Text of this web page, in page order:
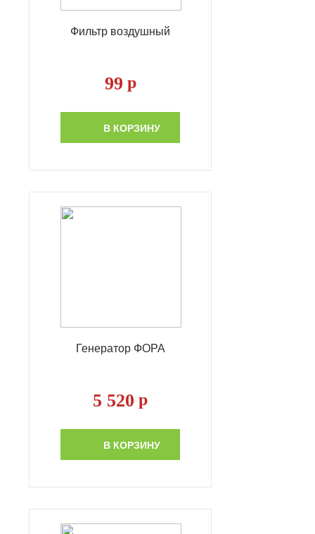
Фильтр воздушный
99 р
В КОРЗИНУ
Генератор ФОРА
5 520 р
В КОРЗИНУ